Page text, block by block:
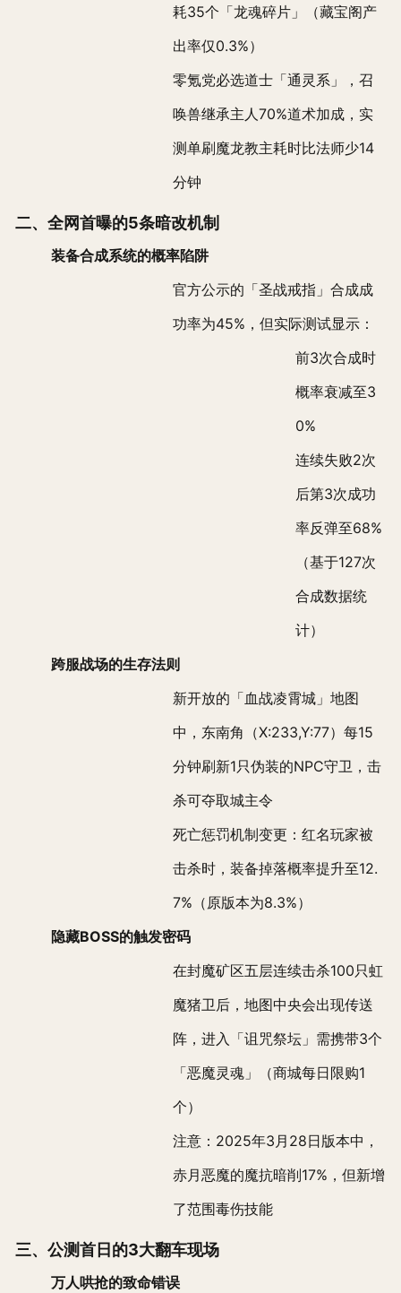
耗35个「龙魂碎片」（藏宝阁产
出率仅0.3%）
零氪党必选道士「通灵系」，召
唤兽继承主人70%道术加成，实
测单刷魔龙教主耗时比法师少14
分钟
二、全网首曝的5条暗改机制
装备合成系统的概率陷阱
官方公示的「圣战戒指」合成成
功率为45%，但实际测试显示：
前3次合成时
概率衰减至3
0%
连续失败2次
后第3次成功
率反弹至68%
（基于127次
合成数据统
计）
跨服战场的生存法则
新开放的「血战凌霄城」地图
中，东南角（X:233,Y:77）每15
分钟刷新1只伪装的NPC守卫，击
杀可夺取城主令
死亡惩罚机制变更：红名玩家被
击杀时，装备掉落概率提升至12.
7%（原版本为8.3%）
隐藏BOSS的触发密码
在封魔矿区五层连续击杀100只虹
魔猪卫后，地图中央会出现传送
阵，进入「诅咒祭坛」需携带3个
「恶魔灵魂」（商城每日限购1
个）
注意：2025年3月28日版本中，
赤月恶魔的魔抗暗削17%，但新增
了范围毒伤技能
三、公测首日的3大翻车现场
万人哄抢的致命错误